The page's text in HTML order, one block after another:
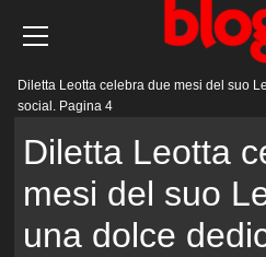
principale
Diletta Leotta celebra due mesi del suo
social. Pagina 4
Diletta Leotta
mesi del suo
una dolce